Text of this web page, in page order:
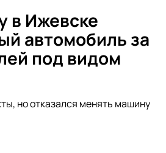
в Ижевске
автомобиль за
под видом
но отказался менять машину